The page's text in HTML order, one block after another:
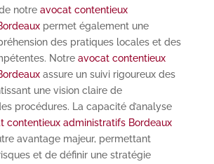
notre avocat contentieux
permet également une
des pratiques locales et des
Notre avocat contentieux
assure un suivi rigoureux des
une vision claire de
procédures. La capacité d’analyse
contentieux administratifs Bordeaux
avantage majeur, permettant
et de définir une stratégie